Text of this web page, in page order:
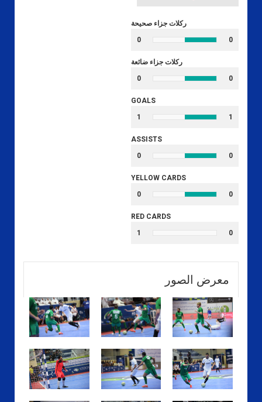
ركلات جزاء صحيحة
0
0
ركلات جزاء ضائعة
0
0
GOALS
1
1
ASSISTS
0
0
YELLOW CARDS
0
0
RED CARDS
0
1
معرض الصور